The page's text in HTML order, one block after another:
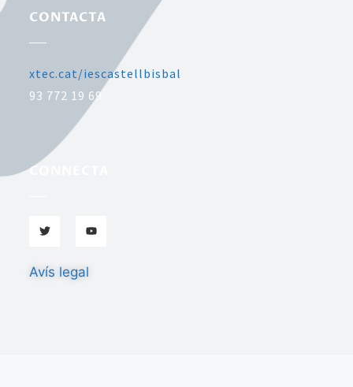
CONTACTA
xtec.cat/iescastellbisbal
93 772 19 69
CONNECTA
Avís legal